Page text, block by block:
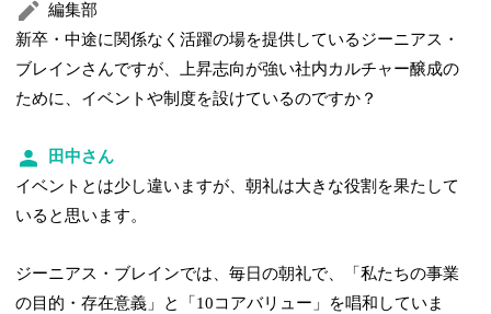
編集部
新卒・中途に関係なく活躍の場を提供しているジーニアス・
ブレインさんですが、上昇志向が強い社内カルチャー醸成の
ために、イベントや制度を設けているのですか？
田中さん
イベントとは少し違いますが、朝礼は大きな役割を果たして
いると思います。
ジーニアス・ブレインでは、毎日の朝礼で、「私たちの事業
の目的・存在意義」と「10コアバリュー」を唱和していま